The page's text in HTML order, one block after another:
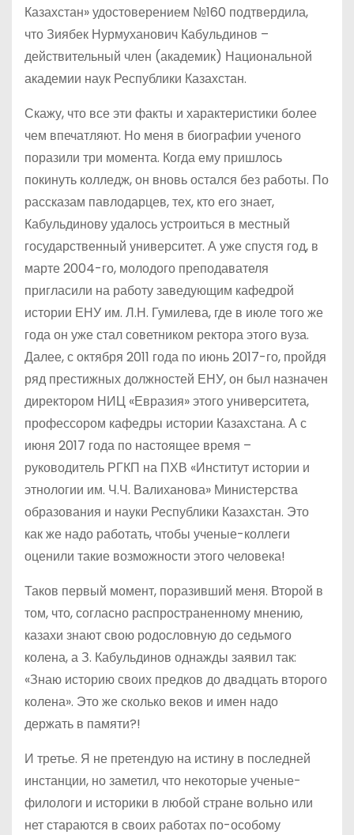
Казахстан» удостоверением №160 подтвердила,
что Зиябек Нурмуханович Кабульдинов –
действительный член (академик) Национальной
академии наук Республики Казахстан.
Скажу, что все эти факты и характеристики более
чем впечатляют. Но меня в биографии ученого
поразили три момента. Когда ему пришлось
покинуть колледж, он вновь остался без работы. По
рассказам павлодарцев, тех, кто его знает,
Кабульдинову удалось устроиться в местный
государственный университет. А уже спустя год, в
марте 2004-го, молодого преподавателя
пригласили на работу заведующим кафедрой
истории ЕНУ им. Л.Н. Гумилева, где в июле того же
года он уже стал советником ректора этого вуза.
Далее, с октября 2011 года по июнь 2017-го, пройдя
ряд престижных должностей ЕНУ, он был назначен
директором НИЦ «Евразия» этого университета,
профессором кафедры истории Казахстана. А с
июня 2017 года по настоящее время –
руководитель РГКП на ПХВ «Институт истории и
этнологии им. Ч.Ч. Валиханова» Министерства
образования и науки Республики Казахстан. Это
как же надо работать, чтобы ученые-коллеги
оценили такие возможности этого человека!
Таков первый момент, поразивший меня. Второй в
том, что, согласно распространенному мнению,
казахи знают свою родословную до седьмого
колена, а З. Кабульдинов однажды заявил так:
«Знаю историю своих предков до двадцать второго
колена». Это же сколько веков и имен надо
держать в памяти?!
И третье. Я не претендую на истину в последней
инстанции, но заметил, что некоторые ученые-
филологи и историки в любой стране вольно или
нет стараются в своих работах по-особому